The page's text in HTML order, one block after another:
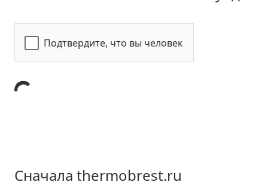
Подтвердите, что вы человек
Сначала thermobrest.ru